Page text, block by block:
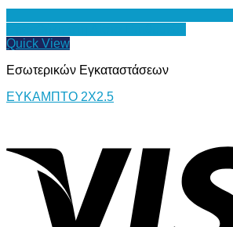
Quick View
Εσωτερικών Εγκαταστάσεων
ΕΥΚΑΜΠΤΟ 2Χ2.5